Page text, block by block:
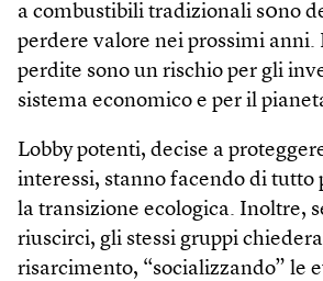
a combustibili tradizionali s0no
perdere valore nei prossimi anni.
perdite sono un rischio per gli
sistema economico e per il
Lobby potenti, decise a
interessi, stanno facendo di tutto
la transizione ecologica. Inoltre,
riuscirci, gli stessi gruppi
risarcimento, “socializzando” le